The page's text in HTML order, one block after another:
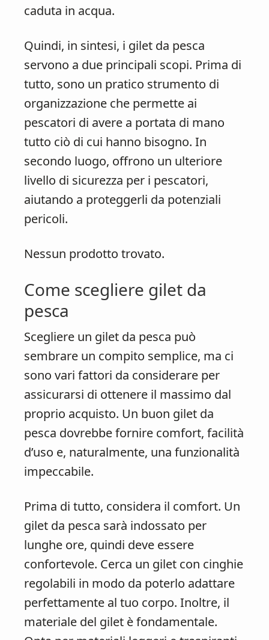
caduta in acqua.
Quindi, in sintesi, i gilet da pesca
servono a due principali scopi. Prima di
tutto, sono un pratico strumento di
organizzazione che permette ai
pescatori di avere a portata di mano
tutto ciò di cui hanno bisogno. In
secondo luogo, offrono un ulteriore
livello di sicurezza per i pescatori,
aiutando a proteggerli da potenziali
pericoli.
Nessun prodotto trovato.
Come scegliere gilet da
pesca
Scegliere un gilet da pesca può
sembrare un compito semplice, ma ci
sono vari fattori da considerare per
assicurarsi di ottenere il massimo dal
proprio acquisto. Un buon gilet da
pesca dovrebbe fornire comfort, facilità
d’uso e, naturalmente, una funzionalità
impeccabile.
Prima di tutto, considera il comfort. Un
gilet da pesca sarà indossato per
lunghe ore, quindi deve essere
confortevole. Cerca un gilet con cinghie
regolabili in modo da poterlo adattare
perfettamente al tuo corpo. Inoltre, il
materiale del gilet è fondamentale.